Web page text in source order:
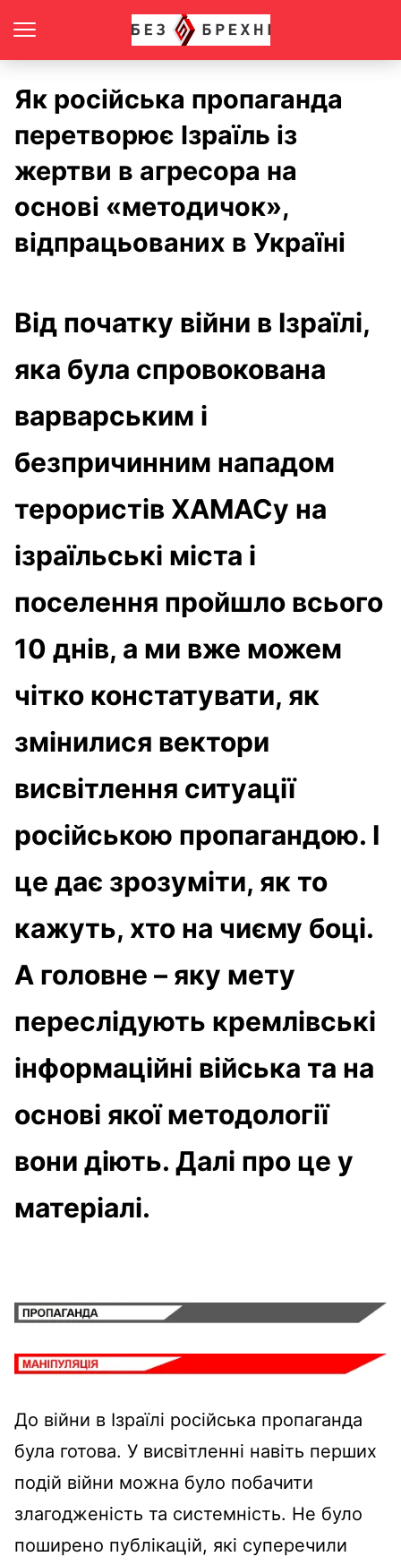
Як російська пропаганда
перетворює Ізраїль із
жертви в агресора на
основі «методичок»,
відпрацьованих в Україні
Від початку війни в Ізраїлі,
яка була спровокована
варварським і
безпричинним нападом
терористів ХАМАСу на
ізраїльські міста і
поселення пройшло всього
10 днів, а ми вже можем
чітко констатувати, як
змінилися вектори
висвітлення ситуації
російською пропагандою. І
це дає зрозуміти, як то
кажуть, хто на чиєму боці.
А головне – яку мету
переслідують кремлівські
інформаційні війська та на
основі якої методології
вони діють. Далі про це у
матеріалі.
До війни в Ізраїлі російська пропаганда
була готова. У висвітленні навіть перших
подій війни можна було побачити
злагодженість та системність. Не було
поширено публікацій, які суперечили